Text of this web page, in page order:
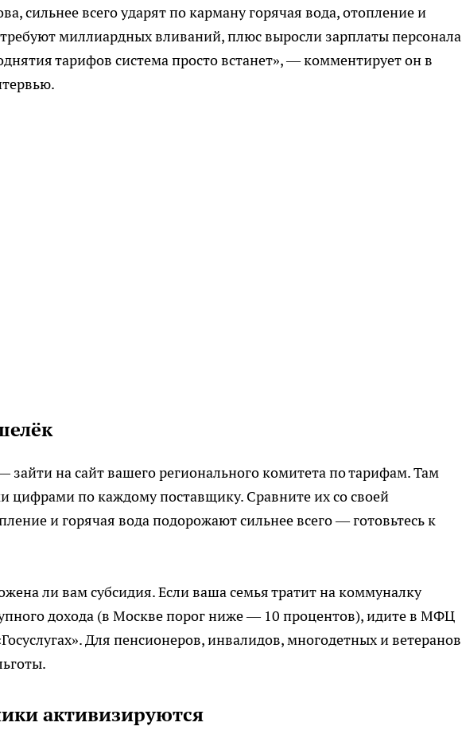
сильнее всего ударят по карману горячая вода, отопление и
миллиардных вливаний, плюс выросли зарплаты персонала
тарифов система просто встанет», — комментирует он в
зайти на сайт вашего регионального комитета по тарифам. Там
по каждому поставщику. Сравните их со своей
и горячая вода подорожают сильнее всего — готовьтесь к
ли вам субсидия. Если ваша семья тратит на коммуналку
дохода (в Москве порог ниже — 10 процентов), идите в МФЦ
Для пенсионеров, инвалидов, многодетных и ветеранов
активизируются